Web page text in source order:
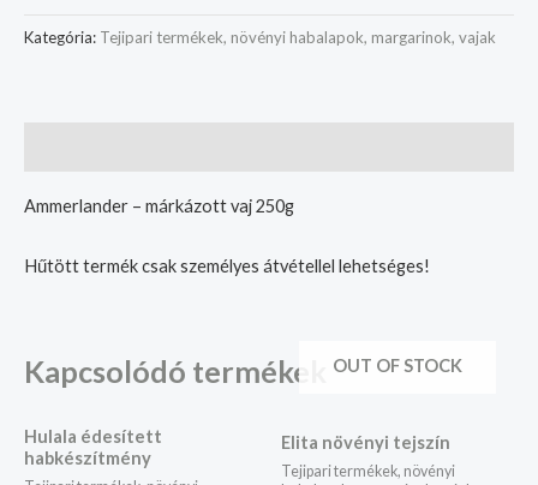
Kategória: Tejipari termékek, növényi habalapok, margarinok, vajak
Ammerlander – márkázott vaj 250g
Hűtött termék csak személyes átvétellel lehetséges!
Kapcsolódó termékek
Hulala édesített
habkészítmény
OUT OF STOCK
Elita növényi tejszín
Tejipari termékek, növényi